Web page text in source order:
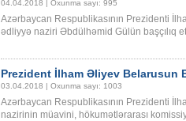
04.04.2018 | Oxunma sayı: 995
Azərbaycan Respublikasının Prezidenti
ədliyyə naziri Əbdülhəmid Gülün başçılıq
Prezident İlham Əliyev Belarusun
03.04.2018 | Oxunma sayı: 1003
Azərbaycan Respublikasının Prezidenti
nazirinin müavini, hökumətlərarası